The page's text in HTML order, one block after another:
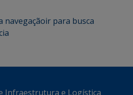
navegaçãoir para busca
Infraestrutura e Logística